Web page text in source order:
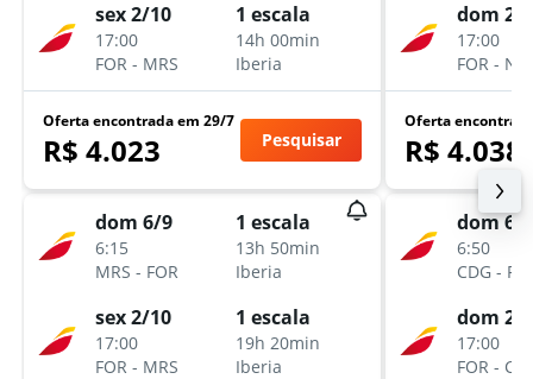
sex 2/10
17:00
FOR - MRS
1 escala
14h 00min
Iberia
Oferta encontrada em 29/7
R$ 4.023 Pesquisar
dom 6/9
6:15
MRS - FOR
1 escala
13h 50min
Iberia
sex 2/10
17:00
FOR - MRS
1 escala
19h 20min
Iberia
dom
17:00
FOR -
Oferta
R$ 4.038
dom 6/9
6:50
CDG -
dom
17:00
FOR -